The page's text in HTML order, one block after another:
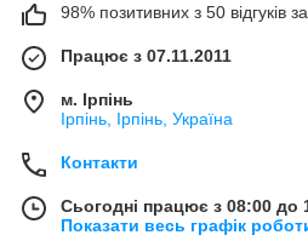
98% позитивних з 50 відгуків за
Працює з 07.11.2011
м. Ірпінь
Ірпінь, Ірпінь, Україна
Контакти
Сьогодні працює з 08:00 до
Показати весь графік